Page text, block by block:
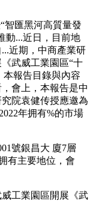
匯黑河高質量發
動...近日，目前地
近期，中商產業研
武威工業園區“十
本報告目錄與內容
會上，本報告是中
院袁健传授應邀為
年拥有%的市場
號銀昌大 廈7層
有主要地位，會
工業園區開展《武